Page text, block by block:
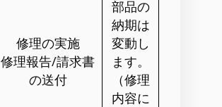
修理の実施
修理報告/請求書
の送付
部品の
納期は
変動し
ます。
（修理
内容に